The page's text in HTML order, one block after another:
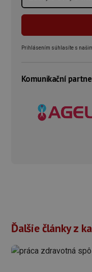
Prihlásením súhlasíte s
Komunikační
Ďalšie články z